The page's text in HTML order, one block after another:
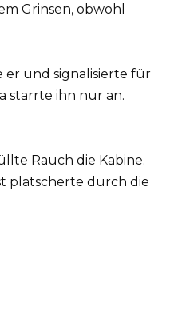
Grinsen, obwohl
er und signalisierte für
starrte ihn nur an.
Rauch die Kabine.
plätscherte durch die